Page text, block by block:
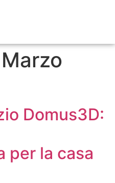
Domus3D:
per la casa